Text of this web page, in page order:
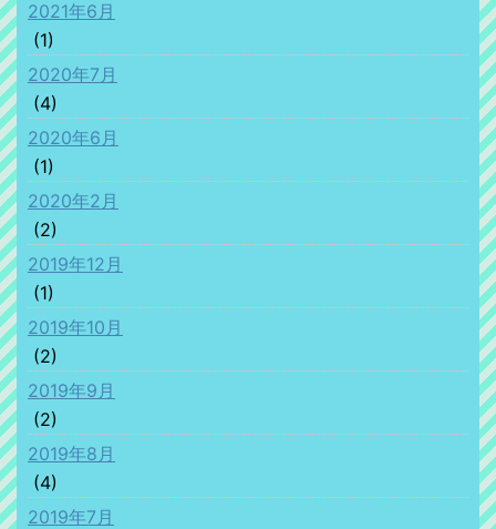
2021年6月
(1)
2020年7月
(4)
2020年6月
(1)
2020年2月
(2)
2019年12月
(1)
2019年10月
(2)
2019年9月
(2)
2019年8月
(4)
2019年7月